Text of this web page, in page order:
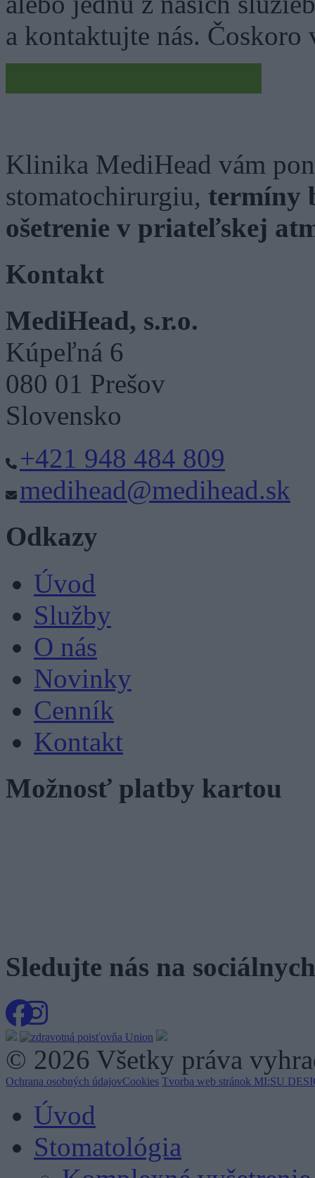
a kontaktujte nás. Čoskoro
Klinika MediHead vám
stomatochirurgiu, termíny
ošetrenie v priateľskej
Kontakt
MediHead, s.r.o.
Kúpeľná 6
080 01 Prešov
Slovensko
+421 948 484 809
medihead@medihead.sk
Odkazy
Úvod
Služby
O nás
Novinky
Cenník
Kontakt
Možnosť platby kartou
Sledujte nás na
© 2026 Všetky práva
Ochrana osobných údajovCookies Tvorba web stránok MI:SU
Úvod
Stomatológia